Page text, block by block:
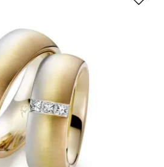
ROLEX
UHREN
SCHMUCK
HOCHZEIT